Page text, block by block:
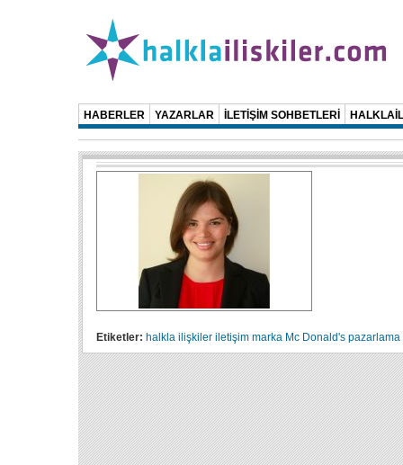
HABERLER YAZARLAR İLETİŞİM SOHBETLERİ
Etiketler: halkla ilişkiler iletişim marka Mc Donald's pazarlama